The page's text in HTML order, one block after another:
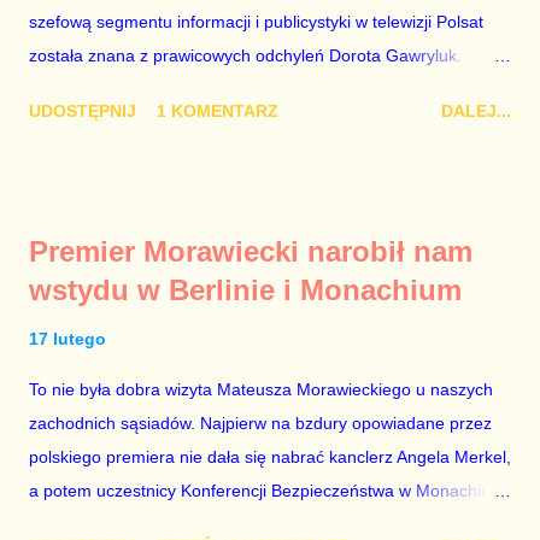
szefową segmentu informacji i publicystyki w telewizji Polsat
została znana z prawicowych odchyleń Dorota Gawryluk.
marionetka partii rządzącej, żona agenta SB, który jest obecnie
tylko tam, gdzie nie ma trudnych pytań. Taki obrót spraw
przyjmuję ze smutkiem. Właściciela Polsatu – Zygmunta
znowu dał się złamać partii Jarosława Kaczyńskiego. Znowu,
bo w 2007 roku też tak się stało. Na kilka tygodni przed
przedterminowymi wyborami parlamentarnymi do biur Solorza
politycy PiS wysłali Agencję Bezpieczeństwa Wewnętrznego, a
UDOSTĘPNIJ 1 KOMENTARZ DALEJ...
Premier Morawiecki narobił nam
wstydu w Berlinie i Monachium
17 lutego
To nie była dobra wizyta Mateusza Morawieckiego u naszych
zachodnich sąsiadów. Najpierw na bzdury opowiadane przez
polskiego premiera nie dała się nabrać kanclerz Angela Merkel,
a potem uczestnicy Konferencji Bezpieczeństwa w Monachium.